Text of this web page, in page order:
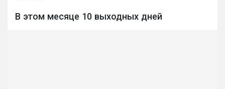
В этом месяце 10 выходных дней